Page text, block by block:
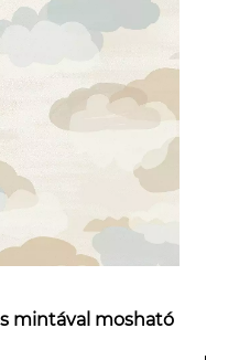
mintával mosható